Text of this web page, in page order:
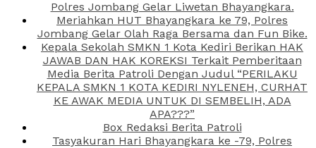
Polres Jombang Gelar Liwetan Bhayangkara.
Meriahkan HUT Bhayangkara ke 79, Polres
Jombang Gelar Olah Raga Bersama dan Fun Bike.
Kepala Sekolah SMKN 1 Kota Kediri Berikan HAK
JAWAB DAN HAK KOREKSI Terkait Pemberitaan
Media Berita Patroli Dengan Judul “PERILAKU
KEPALA SMKN 1 KOTA KEDIRI NYLENEH, CURHAT
KE AWAK MEDIA UNTUK DI SEMBELIH, ADA
APA???”
Box Redaksi Berita Patroli
Tasyakuran Hari Bhayangkara ke -79, Polres